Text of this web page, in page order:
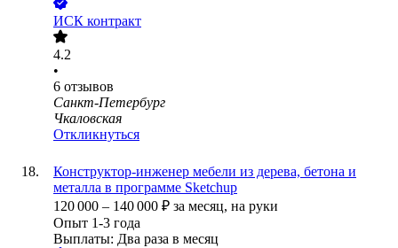
ИСК контракт
4.2
•
6 отзывов
Санкт-Петербург
Чкаловская
Откликнуться
Конструктор-инженер мебели из дерева, бетона и
металла в программе Sketchup
120 000 – 140 000 ₽ за месяц, на руки
Опыт 1-3 года
Выплаты: Два раза в месяц